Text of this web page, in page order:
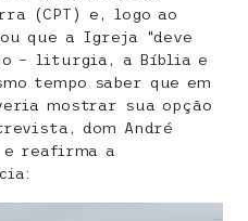
(CPT) e, logo ao
que a Igreja “deve
– liturgia, a Bíblia e
tempo saber que em
mostrar sua opção
dom André
reafirma a